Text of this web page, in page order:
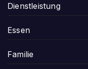
Dienstleistung
Essen
Familie